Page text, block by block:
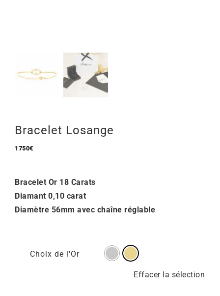
Bracelet Losange
1750€
Bracelet Or 18 Carats
Diamant 0,10 carat
Diamètre 56mm avec chaîne réglable
Choix de l'Or
Effacer la sélection